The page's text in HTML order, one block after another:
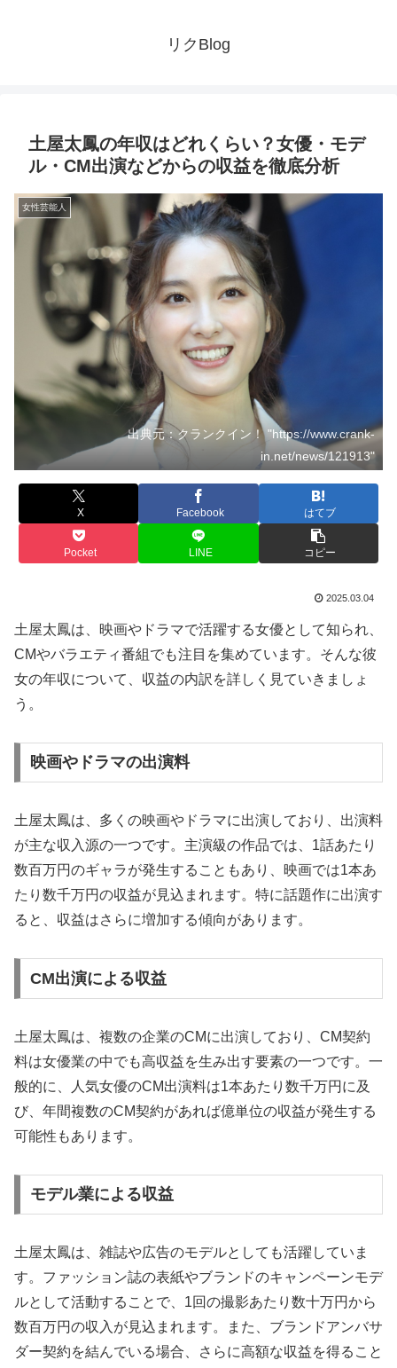
リクBlog
土屋太鳳の年収はどれくらい？女優・モデ
ル・CM出演などからの収益を徹底分析
女性芸能人
出典元：クランクイン！ "https://www.crank-
in.net/news/121913"
X Facebook はてブ
Pocket LINE コピー
2025.03.04
土屋太鳳は、映画やドラマで活躍する女優として知られ、
CMやバラエティ番組でも注目を集めています。そんな彼
女の年収について、収益の内訳を詳しく見ていきましょ
う。
映画やドラマの出演料
土屋太鳳は、多くの映画やドラマに出演しており、出演料
が主な収入源の一つです。主演級の作品では、1話あたり
数百万円のギャラが発生することもあり、映画では1本あ
たり数千万円の収益が見込まれます。特に話題作に出演す
ると、収益はさらに増加する傾向があります。
CM出演による収益
土屋太鳳は、複数の企業のCMに出演しており、CM契約
料は女優業の中でも高収益を生み出す要素の一つです。一
般的に、人気女優のCM出演料は1本あたり数千万円に及
び、年間複数のCM契約があれば億単位の収益が発生する
可能性もあります。
モデル業による収益
土屋太鳳は、雑誌や広告のモデルとしても活躍していま
す。ファッション誌の表紙やブランドのキャンペーンモデ
ルとして活動することで、1回の撮影あたり数十万円から
数百万円の収入が見込まれます。また、ブランドアンバサ
ダー契約を結んでいる場合、さらに高額な収益を得ること